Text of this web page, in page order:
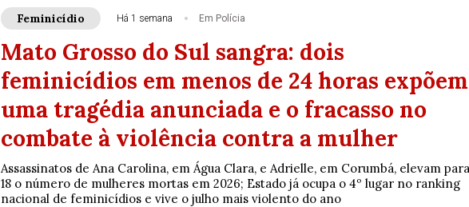
Feminicídio Há 1 semana Em Polícia
Mato Grosso do Sul sangra: dois
feminicídios em menos de 24 horas expõem
uma tragédia anunciada e o fracasso no
combate à violência contra a mulher
Assassinatos de Ana Carolina, em Água Clara, e Adrielle, em Corumbá, elevam para
18 o número de mulheres mortas em 2026; Estado já ocupa o 4º lugar no ranking
nacional de feminicídios e vive o julho mais violento do ano